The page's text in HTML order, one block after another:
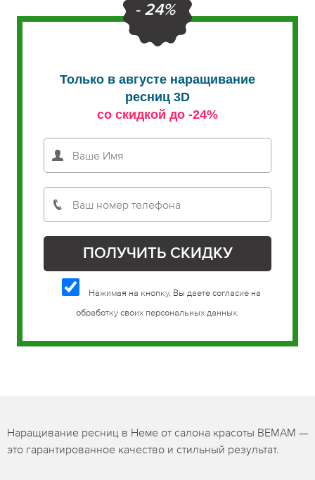
- 24%
Только в августе наращивание
ресниц 3D
со скидкой до -24%
Нажимая на кнопку, Вы даете согласие на
обработку своих персональных данных.
Наращивание ресниц в Неме от салона красоты BEMAM —
это гарантированное качество и стильный результат.